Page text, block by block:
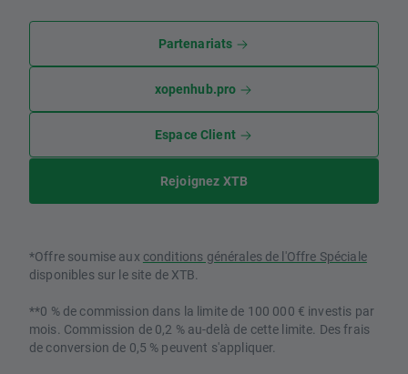
Partenariats
xopenhub.pro
Espace Client
Rejoignez XTB
*Offre soumise aux conditions générales de l'Offre Spéciale
disponibles sur le site de XTB.
**0 % de commission dans la limite de 100 000 € investis par
mois. Commission de 0,2 % au-delà de cette limite. Des frais
de conversion de 0,5 % peuvent s'appliquer.